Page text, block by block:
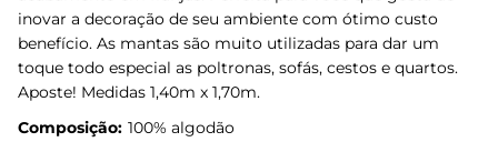
inovar a decoração de seu ambiente com ótimo custo
benefício. As mantas são muito utilizadas para dar um
toque todo especial as poltronas, sofás, cestos e quartos.
Aposte! Medidas 1,40m x 1,70m.
Composição: 100% algodão